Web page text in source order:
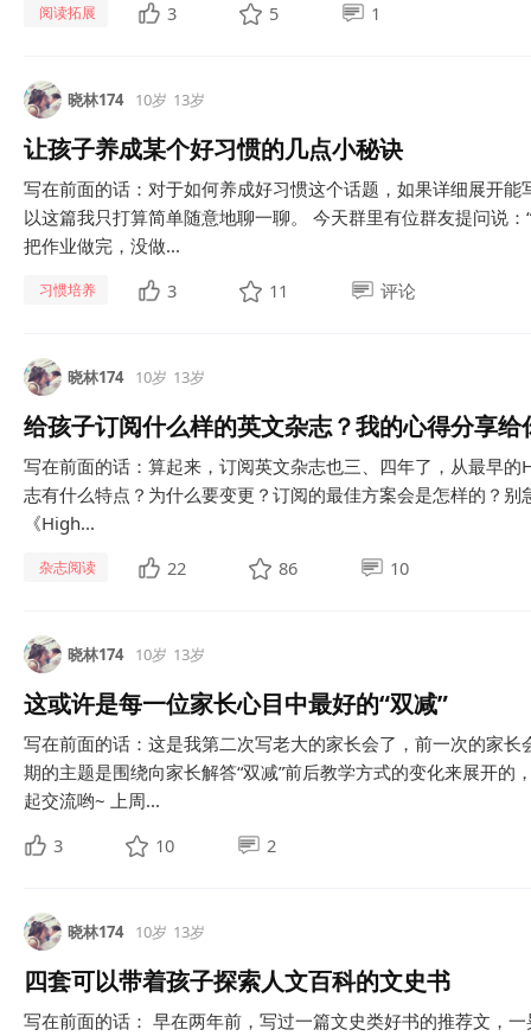
阅读拓展 3 5 1
晓林174 10岁 13岁
让孩子养成某个好习惯的几点小秘诀
写在前面的话：对于如何养成好习惯这个话题，如果详细展开
以这篇我只打算简单随意地聊一聊。 今天群里有位群友提问说
把作业做完，没做...
习惯培养 3 11 评论
晓林174 10岁 13岁
给孩子订阅什么样的英文杂志？我的心得分享给
写在前面的话：算起来，订阅英文杂志也三、四年了，从最早
志有什么特点？为什么要变更？订阅的最佳方案会是怎样的？
《High...
杂志阅读 22 86 10
晓林174 10岁 13岁
这或许是每一位家长心目中最好的“双减”
写在前面的话：这是我第二次写老大的家长会了，前一次的家
期的主题是围绕向家长解答“双减”前后教学方式的变化来展开的
起交流哟~ 上周...
3
10 2
晓林174 10岁 13岁
四套可以带着孩子探索人文百科的文史书
写在前面的话： 早在两年前，写过一篇文史类好书的推荐文，